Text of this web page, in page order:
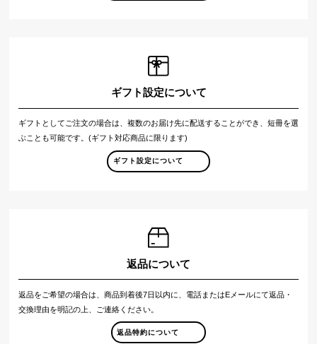
ギフト設定について
ギフトとしてご注文の場合は、複数のお届け先に配送することができ、短冊を選
ぶことも可能です。(ギフト対応商品に限ります)
ギフト設定について
返品について
返品をご希望の場合は、商品到着後7日以内に、電話またはEメールにて返品・
交換理由を明記の上、ご連絡ください。
返品特約について